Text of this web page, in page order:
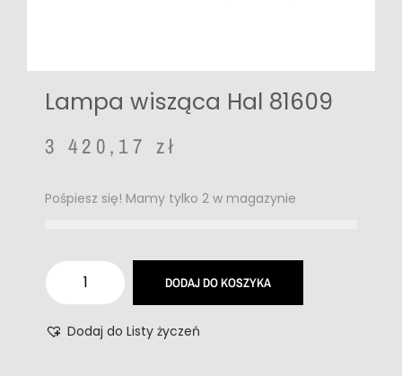
Lampa wisząca Hal 81609
3 420,17 zł
Pośpiesz się! Mamy tylko 2 w magazynie
DODAJ DO KOSZYKA
Dodaj do Listy życzeń